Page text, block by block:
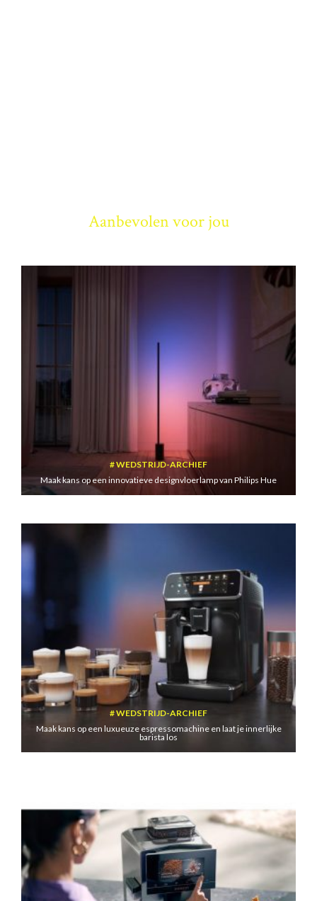
Aanbevolen voor jou
WEDSTRIJD-ARCHIEF
Maak kans op een innovatieve designvloerlamp van Philips Hue
WEDSTRIJD-ARCHIEF
Maak kans op een luxueuze espressomachine en laat je innerlijke
barista los